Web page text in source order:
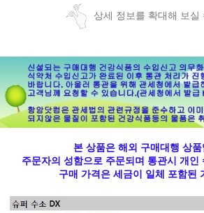
상세 정보를 확대해 보실
본 상품은 해외 구매대행 상
주문자의 성함으로 주문되며 통관시 개인
구매 가격은 세금이 일체 포함된